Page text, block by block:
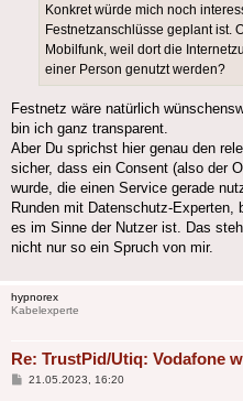
Konkret würde mich noch
Festnetzanschlüsse geplant ist.
Mobilfunk, weil dort die
einer Person genutzt werden?
Festnetz wäre natürlich
bin ich ganz transparent.
Aber Du sprichst hier genau den
sicher, dass ein Consent (also der
wurde, die einen Service gerade
Runden mit Datenschutz-
es im Sinne der Nutzer ist. Das
nicht nur so ein Spruch von mir.
hypnorex
Kabelexperte
Re: TrustPid/Utiq: Vodafone
Beitrag
21.05.2023, 16:20